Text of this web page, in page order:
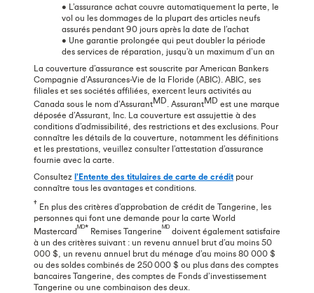
• L’assurance achat couvre automatiquement la perte, le
vol ou les dommages de la plupart des articles neufs
assurés pendant 90 jours après la date de l’achat
• Une garantie prolongée qui peut doubler la période
des services de réparation, jusqu’à un maximum d’un an
La couverture d’assurance est souscrite par American Bankers
Compagnie d’Assurances-Vie de la Floride (ABIC). ABIC, ses
filiales et ses sociétés affiliées, exercent leurs activités au
Canada sous le nom d’AssurantMD . AssurantMD est une marque
déposée d’Assurant, Inc. La couverture est assujettie à des
conditions d’admissibilité, des restrictions et des exclusions. Pour
connaître les détails de la couverture, notamment les définitions
et les prestations, veuillez consulter l’attestation d’assurance
fournie avec la carte.
Consultez l’Entente des titulaires de carte de crédit pour
connaître tous les avantages et conditions.
† En plus des critères d’approbation de crédit de Tangerine, les
personnes qui font une demande pour la carte World
Mastercardᴹᴰ* Remises Tangerineᴹᴰ doivent également satisfaire
à un des critères suivant : un revenu annuel brut d’au moins 50
000 $, un revenu annuel brut du ménage d’au moins 80 000 $
ou des soldes combinés de 250 000 $ ou plus dans des comptes
bancaires Tangerine, des comptes de Fonds d’investissement
Tangerine ou une combinaison des deux.